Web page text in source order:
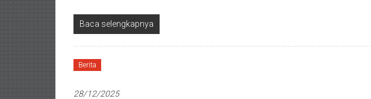
Baca selengkapnya
Berita
28/12/2025